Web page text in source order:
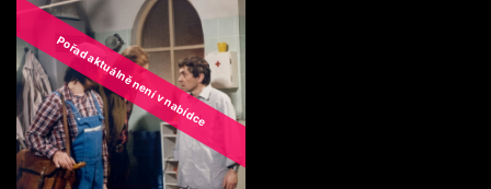
Pořad aktuálně není v nabídce